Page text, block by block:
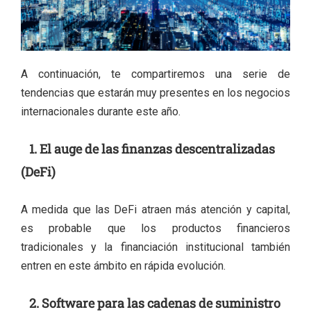
A continuación, te compartiremos una serie de
tendencias que estarán muy presentes en los negocios
internacionales durante este año.
1. El auge de las finanzas descentralizadas
(DeFi)
A medida que las DeFi atraen más atención y capital,
es probable que los productos financieros
tradicionales y la financiación institucional también
entren en este ámbito en rápida evolución.
2. Software para las cadenas de suministro